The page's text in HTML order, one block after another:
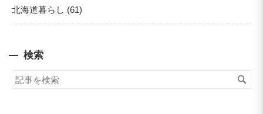
北海道暮らし (61)
検索